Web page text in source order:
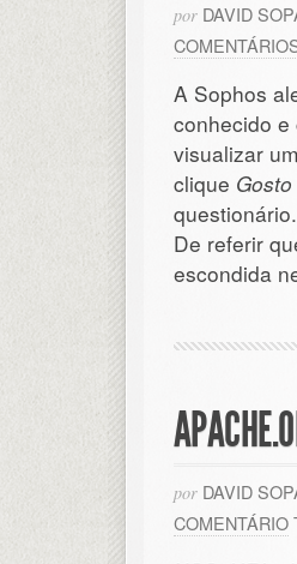
por DAVID
A Sophos
conhecido e
visualizar
clique Gosto
questionário.
De referir
escondida
por DAVID
COMENTÁRIO